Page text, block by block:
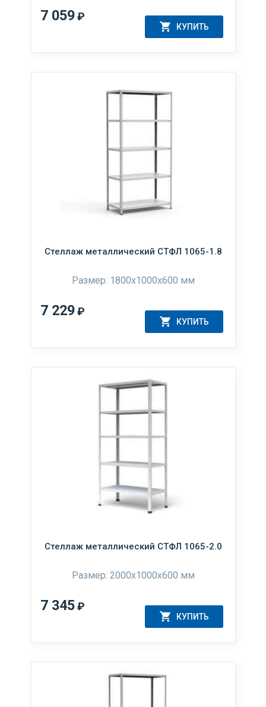
7 059₽
КУПИТЬ
Стеллаж металлический СТФЛ 1065-1.8
Размер: 1800х1000х600 мм
7 229₽
КУПИТЬ
Стеллаж металлический СТФЛ 1065-2.0
Размер: 2000x1000x600 мм
7 345₽
КУПИТЬ